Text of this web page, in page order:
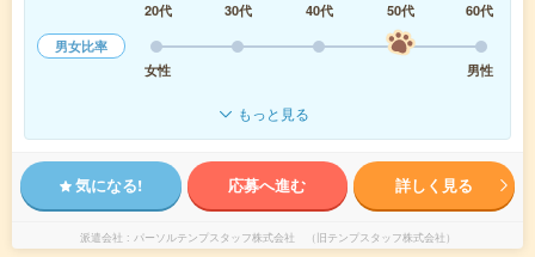
20代
30代 40代 50代
60代
男女比率
女性
男性
もっと見る
気になる! 応募へ進む 詳しく見る
派遣会社 パーソルテンプスタッフ株式会社 （旧テンプスタッフ株式会社）